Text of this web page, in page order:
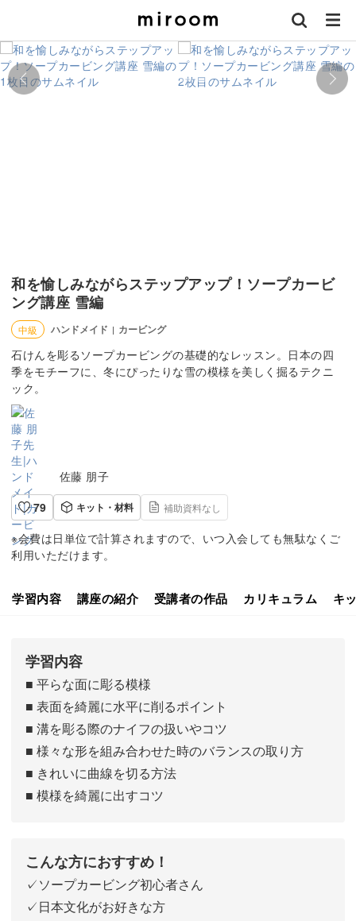
和を愉しみながらステップアップ！ソープカービ
ング講座 雪編
中級 ハンドメイド | カービング
石けんを彫るソープカービングの基礎的なレッスン。日本の四
季をモチーフに、冬にぴったりな雪の模様を美しく掘るテクニ
ック。
佐藤 朋子
79
キット・材料 補助資料なし
※会費は日単位で計算されますので、いつ入会しても無駄なくご
利用いただけます。
学習内容 講座の紹介 受講者の作品 カリキュラム キ
学習内容
■ 平らな面に彫る模様
■ 表面を綺麗に水平に削るポイント
■ 溝を彫る際のナイフの扱いやコツ
■ 様々な形を組み合わせた時のバランスの取り方
■ きれいに曲線を切る方法
■ 模様を綺麗に出すコツ
こんな方におすすめ！
✓ソープカービング初心者さん
✓日本文化がお好きな方